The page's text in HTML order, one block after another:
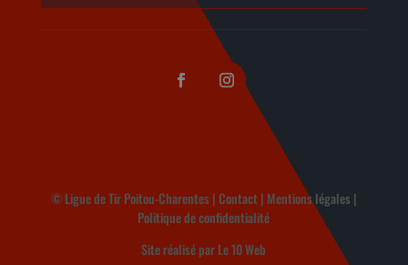
© Ligue de Tir Poitou-Charentes |Contact | Mentions légales |
Politique de confidentialité
Site réalisé parLe 10 Web